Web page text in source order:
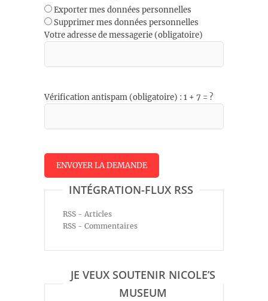
Exporter mes données personnelles
Supprimer mes données personnelles
Votre adresse de messagerie (obligatoire)
Vérification antispam (obligatoire) : 1 + 7 = ?
INTÉGRATION-FLUX RSS
RSS - Articles
RSS - Commentaires
JE VEUX SOUTENIR NICOLE’S
MUSEUM